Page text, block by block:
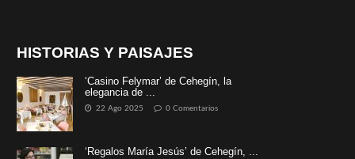
HISTORIAS Y PAISAJES
‘Casino Felymar’ de Cehegín, la
elegancia de ...
22 Ago 2025 0 Comentarios
‘Regalos María Jesús’ de Cehegín, ...